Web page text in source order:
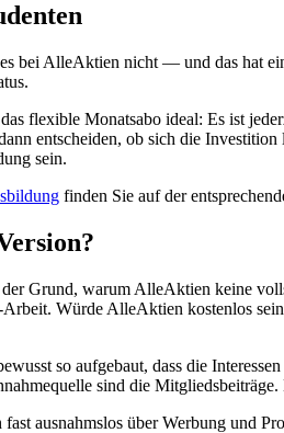
bei AlleAktien nicht — und das hat
flexible Monatsabo ideal: Es ist
entscheiden, ob sich die
sein.
finden Sie auf der
Grund, warum AlleAktien keine
Würde AlleAktien kostenlos
so aufgebaut, dass die
sind die Mitgliedsbeiträge.
fast ausnahmslos über Werbung